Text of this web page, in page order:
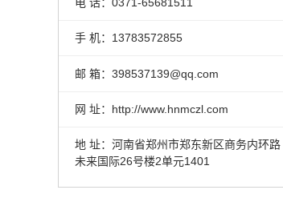
手 机：13783572855
邮 箱：398537139@qq.com
网 址：http://www.hnmczl.com
地 址：河南省郑州市郑东新区商务内环路
未来国际26号楼2单元1401